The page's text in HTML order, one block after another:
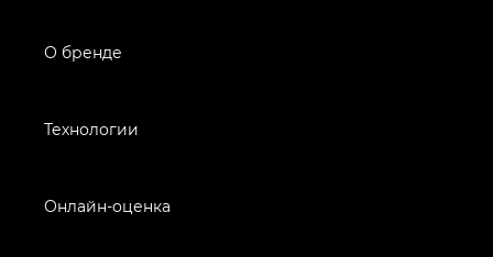
О бренде
Технологии
Онлайн-оценка